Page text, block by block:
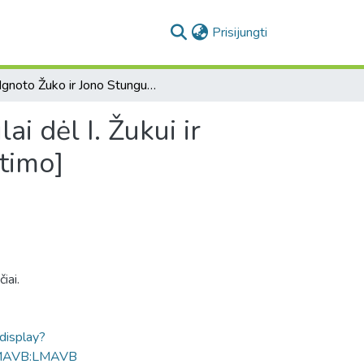
Prisijungti
[Ignoto Žuko ir Jono Stunguro raštai Vilniaus kapitulai dėl I. Žukui ir Braševičių dvarui priklausančių žemės sklypų sukeitimo]
dėl I. Žukui ir